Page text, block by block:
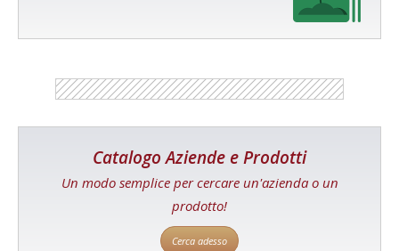
Catalogo Aziende e Prodotti
Un modo semplice per cercare un'azienda o un
prodotto!
Cerca adesso